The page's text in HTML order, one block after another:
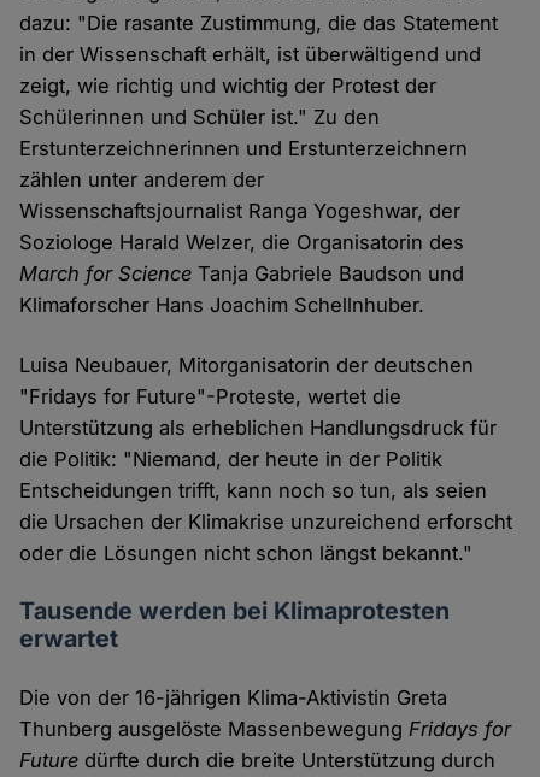
dazu: "Die rasante Zustimmung, die das Statement
in der Wissenschaft erhält, ist überwältigend und
zeigt, wie richtig und wichtig der Protest der
Schülerinnen und Schüler ist." Zu den
Erstunterzeichnerinnen und Erstunterzeichnern
zählen unter anderem der
Wissenschaftsjournalist Ranga Yogeshwar, der
Soziologe Harald Welzer, die Organisatorin des
March for Science Tanja Gabriele Baudson und
Klimaforscher Hans Joachim Schellnhuber.
Luisa Neubauer, Mitorganisatorin der deutschen
"Fridays for Future"-Proteste, wertet die
Unterstützung als erheblichen Handlungsdruck für
die Politik: "Niemand, der heute in der Politik
Entscheidungen trifft, kann noch so tun, als seien
die Ursachen der Klimakrise unzureichend erforscht
oder die Lösungen nicht schon längst bekannt."
Tausende werden bei Klimaprotesten
erwartet
Die von der 16-jährigen Klima-Aktivistin Greta
Thunberg ausgelöste MassenbewegungFridays for
Future dürfte durch die breite Unterstützung durch